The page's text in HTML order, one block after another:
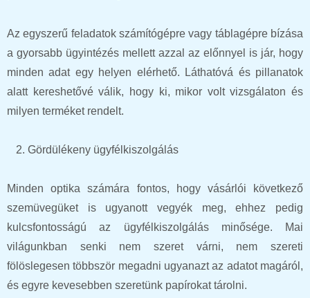
Az egyszerű feladatok számítógépre vagy táblagépre bízása
a gyorsabb ügyintézés mellett azzal az előnnyel is jár, hogy
minden adat egy helyen elérhető. Láthatóvá és pillanatok
alatt kereshetővé válik, hogy ki, mikor volt vizsgálaton és
milyen terméket rendelt.
Gördülékeny ügyfélkiszolgálás
Minden optika számára fontos, hogy vásárlói következő
szemüvegüket is ugyanott vegyék meg, ehhez pedig
kulcsfontosságú az ügyfélkiszolgálás minősége. Mai
világunkban senki nem szeret várni, nem szereti
fölöslegesen többször megadni ugyanazt az adatot magáról,
és egyre kevesebben szeretünk papírokat tárolni.